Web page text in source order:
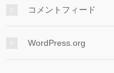
コメントフィード
WordPress.org